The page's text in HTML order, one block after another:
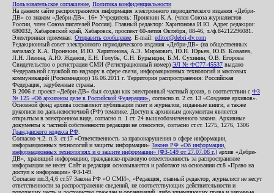
Пользовательское соглашение Политика конфиденциальности
На данном сайте распространяется информация электронного периодического издания «Дебри-
ДВ» со знаком «Дебри-ДВ». 16+ Учредитель: Пронякин К.А. (член Союза журналистов
России, член Союза писателей России). Главный редактор: Харитонова И.Ю. Адрес редакции:
680032, Хабаровский край, Хабаровск, проспект 60-летия Октября, 88-46, т./ф.84212296081.
Электронная приемная: Отправить сообщение . E-mail: editor@debri-dv.com
Редакционный совет электронного периодического издания «Дебри-ДВ» (на общественных
началах): К.А. Пронякин, И.Ю. Харитонова, А.Э. Мирмович, Ю.Н. Юрьев, Ю.В. Ковалев,
Л.Н. Левина, А.Ю. Жданов, Е.Н. Голубь, С.Н. Бурындин, Б.М. Сухинин, О.В. Егорова
Свидетельство о регистрации СМИ (Регистрационный номер) ЭЛ № ФС77-45537 выдано
Федеральной службой по надзору в сфере связи, информационных технологий и массовых
коммуникаций (Роскомнадзор) 16.06.2011 г. Территория распространения: Российская
Федерация, зарубежные страны.
В 2006 г. проект «Дебри-ДВ» был создан как электронный частный архив, в соответствии с ФЗ
№ 125 «Об архивном деле в Российской Федерации» , согласно п. 2 ст. 13 «Создание архивов».
Основной фонд архива составляют публикации газет и журналов, изданные книги, а также
рукописи по дальневосточной (РФ) тематике. Доступ к архивным документам является
открытым в электронном виде, согласно п. 1 ст. 24 вышеобозначенного закона. Архивные
документы к частной собственности редакции не относятся, согласно ст.ст. 1275, 1276, 1306
Гражданского кодекса РФ
Согласно ч.2. п.3. ст.17 «Ответственность за правонарушения в сфере информации,
информационных технологий и защиты информации» Закона РФ «Об информации,
информационных технологиях и о защите информации» (ФЗ-149 от 27.07.06 г.) архив «Дебри-
ДВ», хранящий информацию, гражданско-правовую ответственность за распространение
информации не несет. Сайт и редакция основываются и работают на основании ст.8 «Право на
доступ к информации» ФЗ-149.
Согласно пп.3,4,6 ст.57 Закона РФ «О СМИ», «Редакция, главный редактор, журналист не несут
ответственности за распространение сведений, не соответствующих действительности и